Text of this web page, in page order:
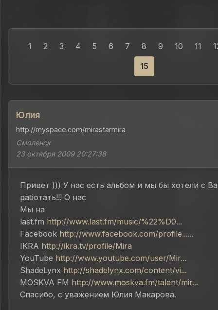
1 2 3 4 5 6 7 8 9 10 11
15
Юлия
http://myspace.com/mirastarmira
Смоленск
23 октября 2009 20:27:38
Привет ))) У нас есть альбом и мы бы хотели с
работать!!! О нас
Мы на
last.fm http://www.last.fm/music/%22%D0...
Facebook http://www.facebook.com/profile......
IKRA http://ikra.tv/profile/Mira
YouTube http://www.youtube.com/user/Mir...
ShadeLynx http://shadelynx.com/content/vi...
MOSKVA FM http://www.moskva.fm/talent/mir...
Спасибо, с уважением Юлия Макарова.